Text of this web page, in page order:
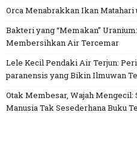
Orca Menabrakkan Ikan Matahari
Bakteri yang “Memakan”
Membersihkan Air Tercemar
Lele Kecil Pendaki Air Terjun:
paranensis yang Bikin Ilmuwan
Otak Membesar, Wajah Mengecil:
Manusia Tak Sesederhana Buku